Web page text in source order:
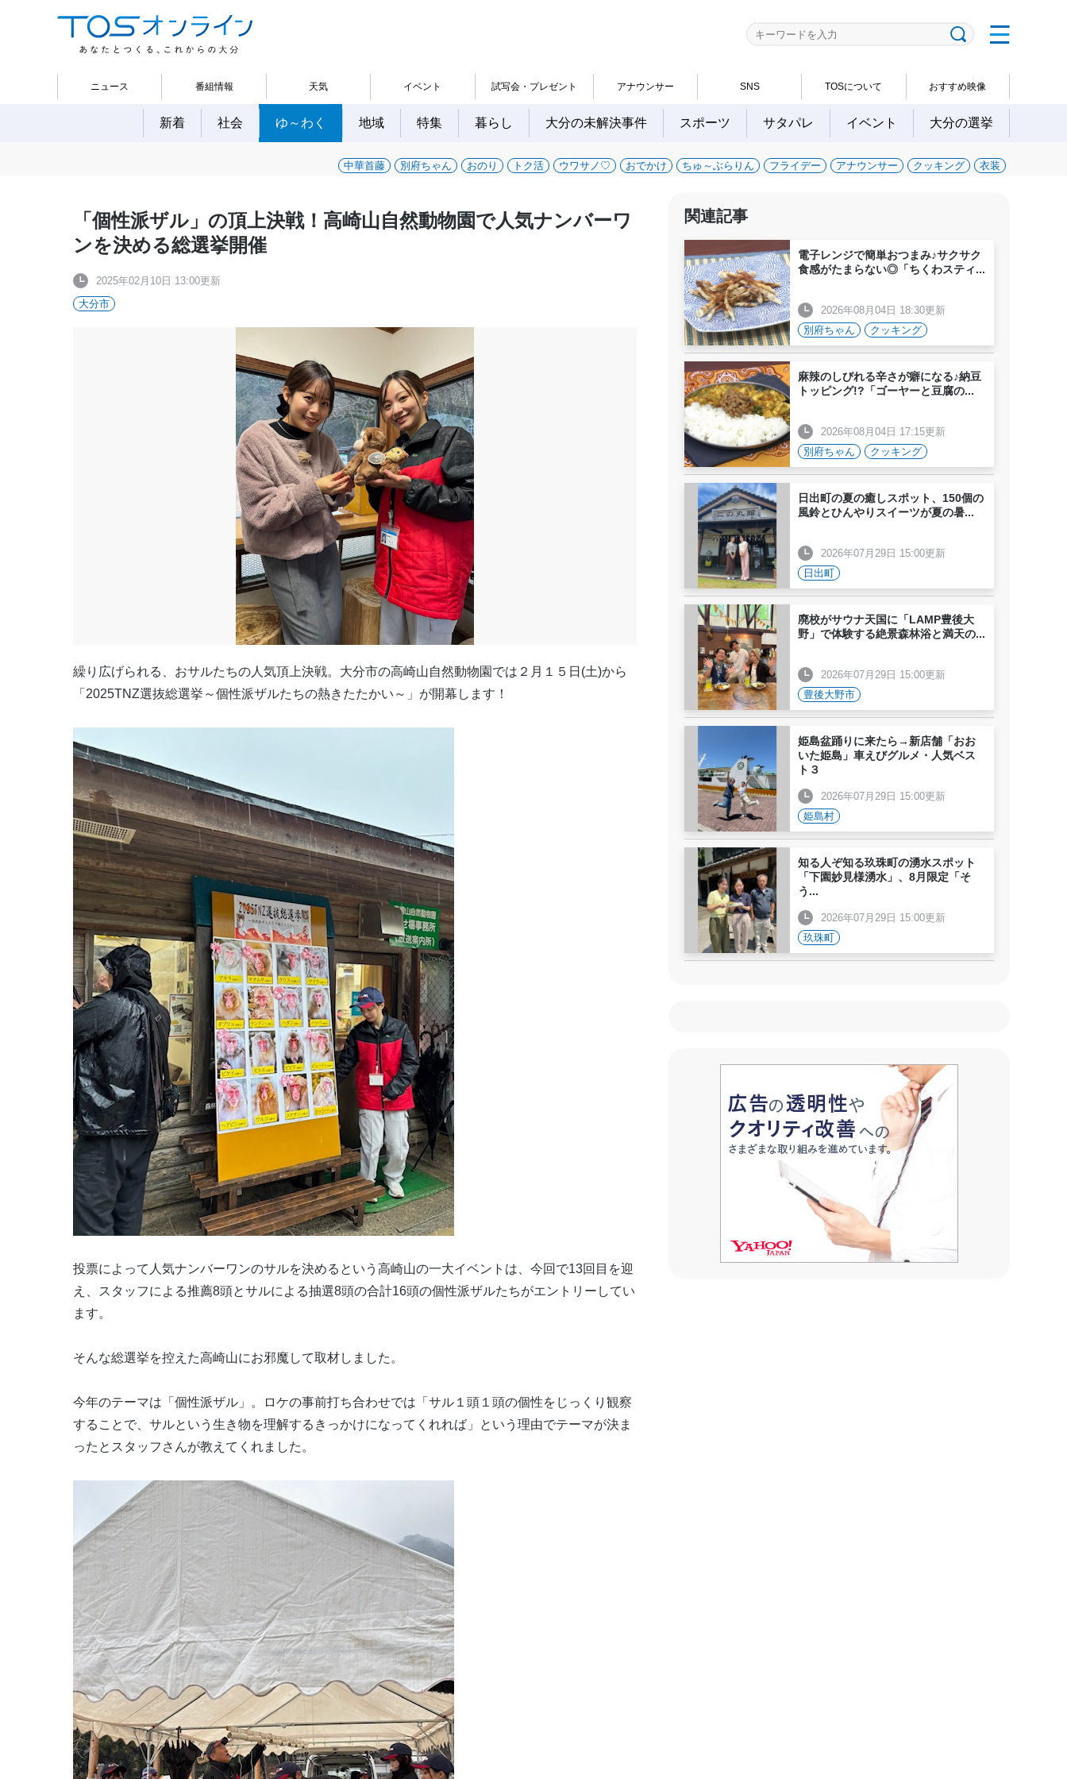
ニュース 番組情報 天気 イベント 試写会・プレゼント アナウンサー SNS TOSについて おすすめ映像
新着 社会 ゆ～わく 地域 特集 暮らし 大分の未解決事件 スポーツ サタパレ イベント 大分の選挙
中華首藤 別府ちゃん おのり トク活 ウワサノ♡ おでかけ ちゅ～ぶらりん フライデー アナウンサー クッキング 衣装
「個性派ザル」の頂上決戦！高崎山自然動物園で人気ナンバーワ
ンを決める総選挙開催
2025年02月10日 13:00更新
大分市
繰り広げられる、おサルたちの人気頂上決戦。大分市の高崎山自然動物園では２月１５日 (土)から
「 2025TNZ選抜総選挙～個性派ザルたちの熱きたたかい～」が開幕します！
投票によって人気ナンバーワンのサルを決めるという高崎山の一大イベントは、今回で13回目を迎
え、スタッフによる推薦8頭とサルによる抽選8頭の合計16頭の個性派ザルたちがエントリーしてい
ます。
そんな総選挙を控えた高崎山にお邪魔して取材しました。
今年のテーマは「個性派ザル」。ロケの事前打ち合わせでは「サル１頭１頭の個性をじっくり観察
することで、サルという生き物を理解するきっかけになってくれれば」という理由でテーマが決ま
ったとスタッフさんが教えてくれました。
関連記事
電子レンジで簡単おつまみ♪サクサク
食感がたまらない◎「ちくわスティ...
2026年08月04日 18:30更新
別府ちゃん
クッキング
麻辣のしびれる辛さが癖になる♪納豆
トッピング!?「ゴーヤーと豆腐の...
2026年08月04日 17:15更新
別府ちゃん
クッキング
日出町の夏の癒しスポット、150個の
風鈴とひんやりスイーツが夏の暑...
2026年07月29日 15:00更新
日出町
廃校がサウナ天国に「LAMP豊後大
野」で体験する絶景森林浴と満天の...
2026年07月29日 15:00更新
豊後大野市
姫島盆踊りに来たら→新店舗「おお
いた姫島」車えびグルメ・人気ベス
ト３
2026年07月29日 15:00更新
姫島村
知る人ぞ知る玖珠町の湧水スポット
「下園妙見様湧水」、8月限定「そ
う ...
2026年07月29日 15:00更新
玖珠町